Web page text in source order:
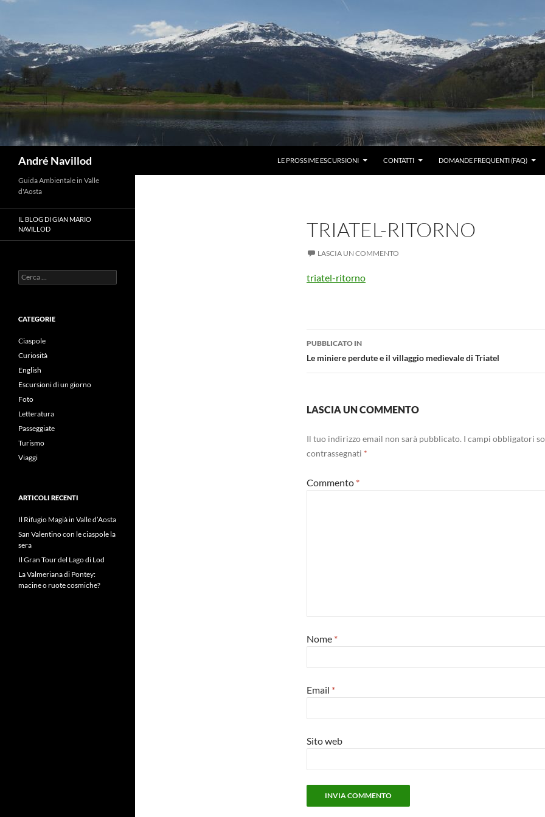
contenuto
André Navillod LE PROSSIME ESCURSIONI CONTATTI DOMANDE FREQUENTI (FAQ)
TRIATEL-RITORNO
LASCIA UN COMMENTO
triatel-ritorno
Navigazione
articolo
PUBBLICATO IN
Le miniere perdute e il villaggio medievale di Triatel
LASCIA UN COMMENTO
Il tuo indirizzo email non sarà pubblicato. I campi obbligatori
contrassegnati *
Commento *
Nome *
Email *
Sito web
Guida Ambientale in Valle
d'Aosta
IL BLOG DI GIAN MARIO
NAVILLOD
Ricerca
per:
CATEGORIE
Ciaspole
Curiosità
English
Escursioni di un giorno
Foto
Letteratura
Passeggiate
Turismo
Viaggi
ARTICOLI RECENTI
Il Rifugio Magià in Valle d’Aosta
San Valentino con le ciaspole la
sera
Il Gran Tour del Lago di Lod
La Valmeriana di Pontey:
macine o ruote cosmiche?